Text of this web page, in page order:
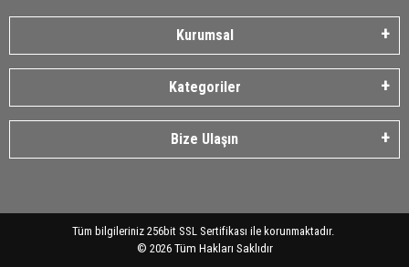
Kurumsal
Kategoriler
Bize Ulaşın
Tüm bilgileriniz 256bit SSL Sertifikası ile korunmaktadır.
© 2026 Tüm Hakları Saklıdır